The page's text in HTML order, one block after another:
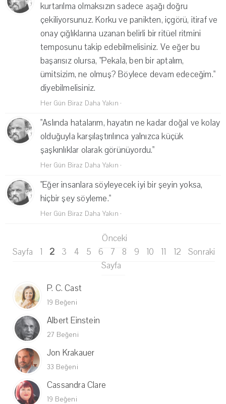
kurtarılma olmaksızın sadece aşağı doğru
çekiliyorsunuz. Korku ve panikten, içgörü, itiraf ve
onay çığlıklarına uzanan belirli bir ritüel ritmini
temposunu takip edebilmelisiniz. Ve eğer bu
başarısız olursa, "Pekala, ben bir aptalım,
ümitsizim, ne olmuş? Böylece devam edeceğim."
diyebilmelisiniz.
Her Gün Biraz Daha Yakın ·
"Aslında hatalarım, hayatın ne kadar doğal ve kolay
olduğuyla karşılaştırılınca yalnızca küçük
şaşkınlıklar olarak görünüyordu."
Her Gün Biraz Daha Yakın ·
"Eğer insanlara söyleyecek iyi bir şeyin yoksa,
hiçbir şey söyleme."
Her Gün Biraz Daha Yakın ·
Önceki
Sayfa
1 2 3 4 5 6 7 8 9 10 11 12
Sonraki
Sayfa
P. C. Cast
19 Beğeni
Albert Einstein
27 Beğeni
Jon Krakauer
33 Beğeni
Cassandra Clare
19 Beğeni